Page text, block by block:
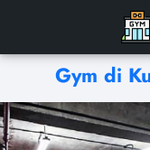
Gym di